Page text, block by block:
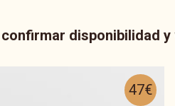
disponibilidad
47€